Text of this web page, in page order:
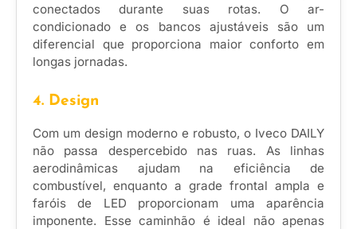
conectados durante suas rotas. O ar-
condicionado e os bancos ajustáveis são um
diferencial que proporciona maior conforto em
longas jornadas.
4. Design
Com um design moderno e robusto, o Iveco DAILY
não passa despercebido nas ruas. As linhas
aerodinâmicas ajudam na eficiência de
combustível, enquanto a grade frontal ampla e
faróis de LED proporcionam uma aparência
imponente. Esse caminhão é ideal não apenas